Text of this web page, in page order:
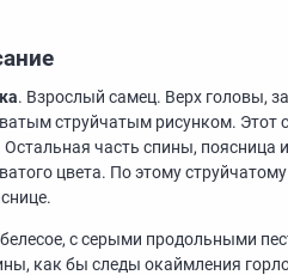
. Взрослый самец. Верх головы,
струйчатым рисунком. Этот
часть спины, поясница
цвета. По этому
с серыми продольными
как бы следы окаймления